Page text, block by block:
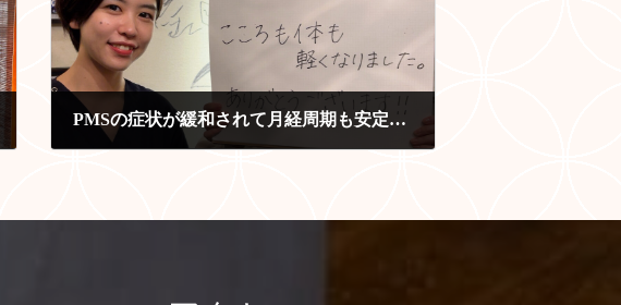
PMSの症状が緩和されて月経周期も安定してきた！